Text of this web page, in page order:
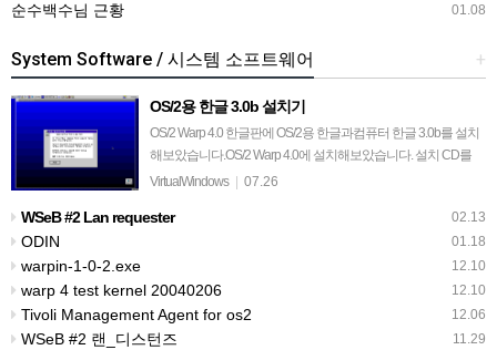
01.08
순수백수님 근황
+
System Software / 시스템 소프트웨어
OS/2용 한글 3.0b 설치기
OS/2 Warp 4.0 한글판에 OS/2용 한글과컴퓨터 한글 3.0b를 설치
해보았습니다.OS/2 Warp 4.0에 설치해보았습니다. 설치 CD를
넣으면 설치 프로그램이 시작됩니다. 윈도우용과는 배경부터 해
VirtualWindows 07.26
02.13
WSeB #2 Lan requester
01.18
ODIN
12.10
warpin-1-0-2.exe
12.10
warp 4 test kernel 20040206
12.06
Tivoli Management Agent for os2
11.29
WSeB #2 랜_디스턴즈